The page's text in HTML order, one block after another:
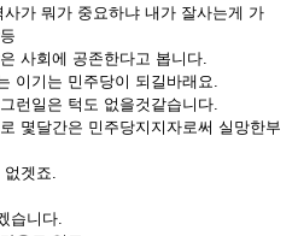
가 뭐가 중요하냐 내가 잘사는게 가
사회에 공존한다고 봅니다.
이기는 민주당이 되길바래요.
런일은 턱도 없을것같습니다.
몇달간은 민주당지지자로써 실망한부
없겟죠.
습니다.